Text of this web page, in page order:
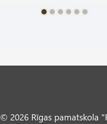
© 2026 Rīgas pamatskola